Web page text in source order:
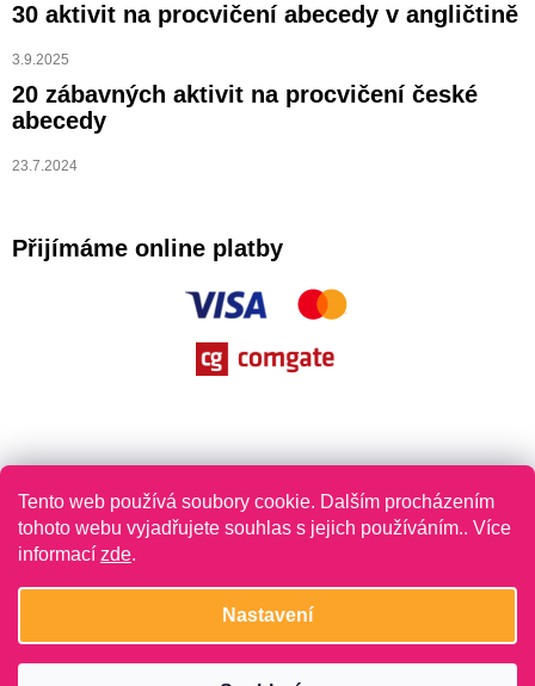
Tento web používá soubory cookie. Dalším procházením
tohoto webu vyjadřujete souhlas s jejich používáním.. Více
informací zde.
Nastavení
30 aktivit na procvičení abecedy v angličtině
3.9.2025
20 zábavných aktivit na procvičení české
abecedy
23.7.2024
Přijímáme online platby
Vytvořil Shoptet
Copyright 2026Jazykovláska. Všechna práva